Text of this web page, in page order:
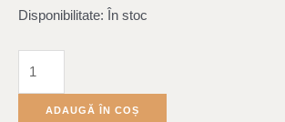
Disponibilitate: În stoc
ADAUGĂ ÎN COȘ